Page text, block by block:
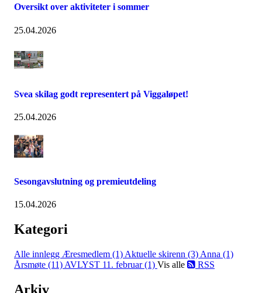
Oversikt over aktiviteter i sommer
25.04.2026
Svea skilag godt representert på Viggaløpet!
25.04.2026
Sesongavslutning og premieutdeling
15.04.2026
Kategori
Alle innlegg Æresmedlem (1) Aktuelle skirenn (3) Anna (1)
Årsmøte (11) AVLYST 11. februar (1) Vis alle RSS
Arkiv